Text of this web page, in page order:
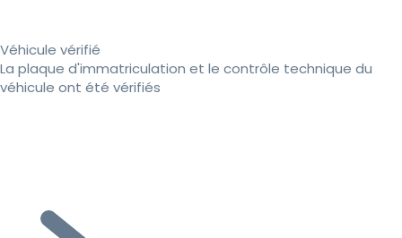
Véhicule vérifié
La plaque d'immatriculation et le contrôle technique du
véhicule ont été vérifiés